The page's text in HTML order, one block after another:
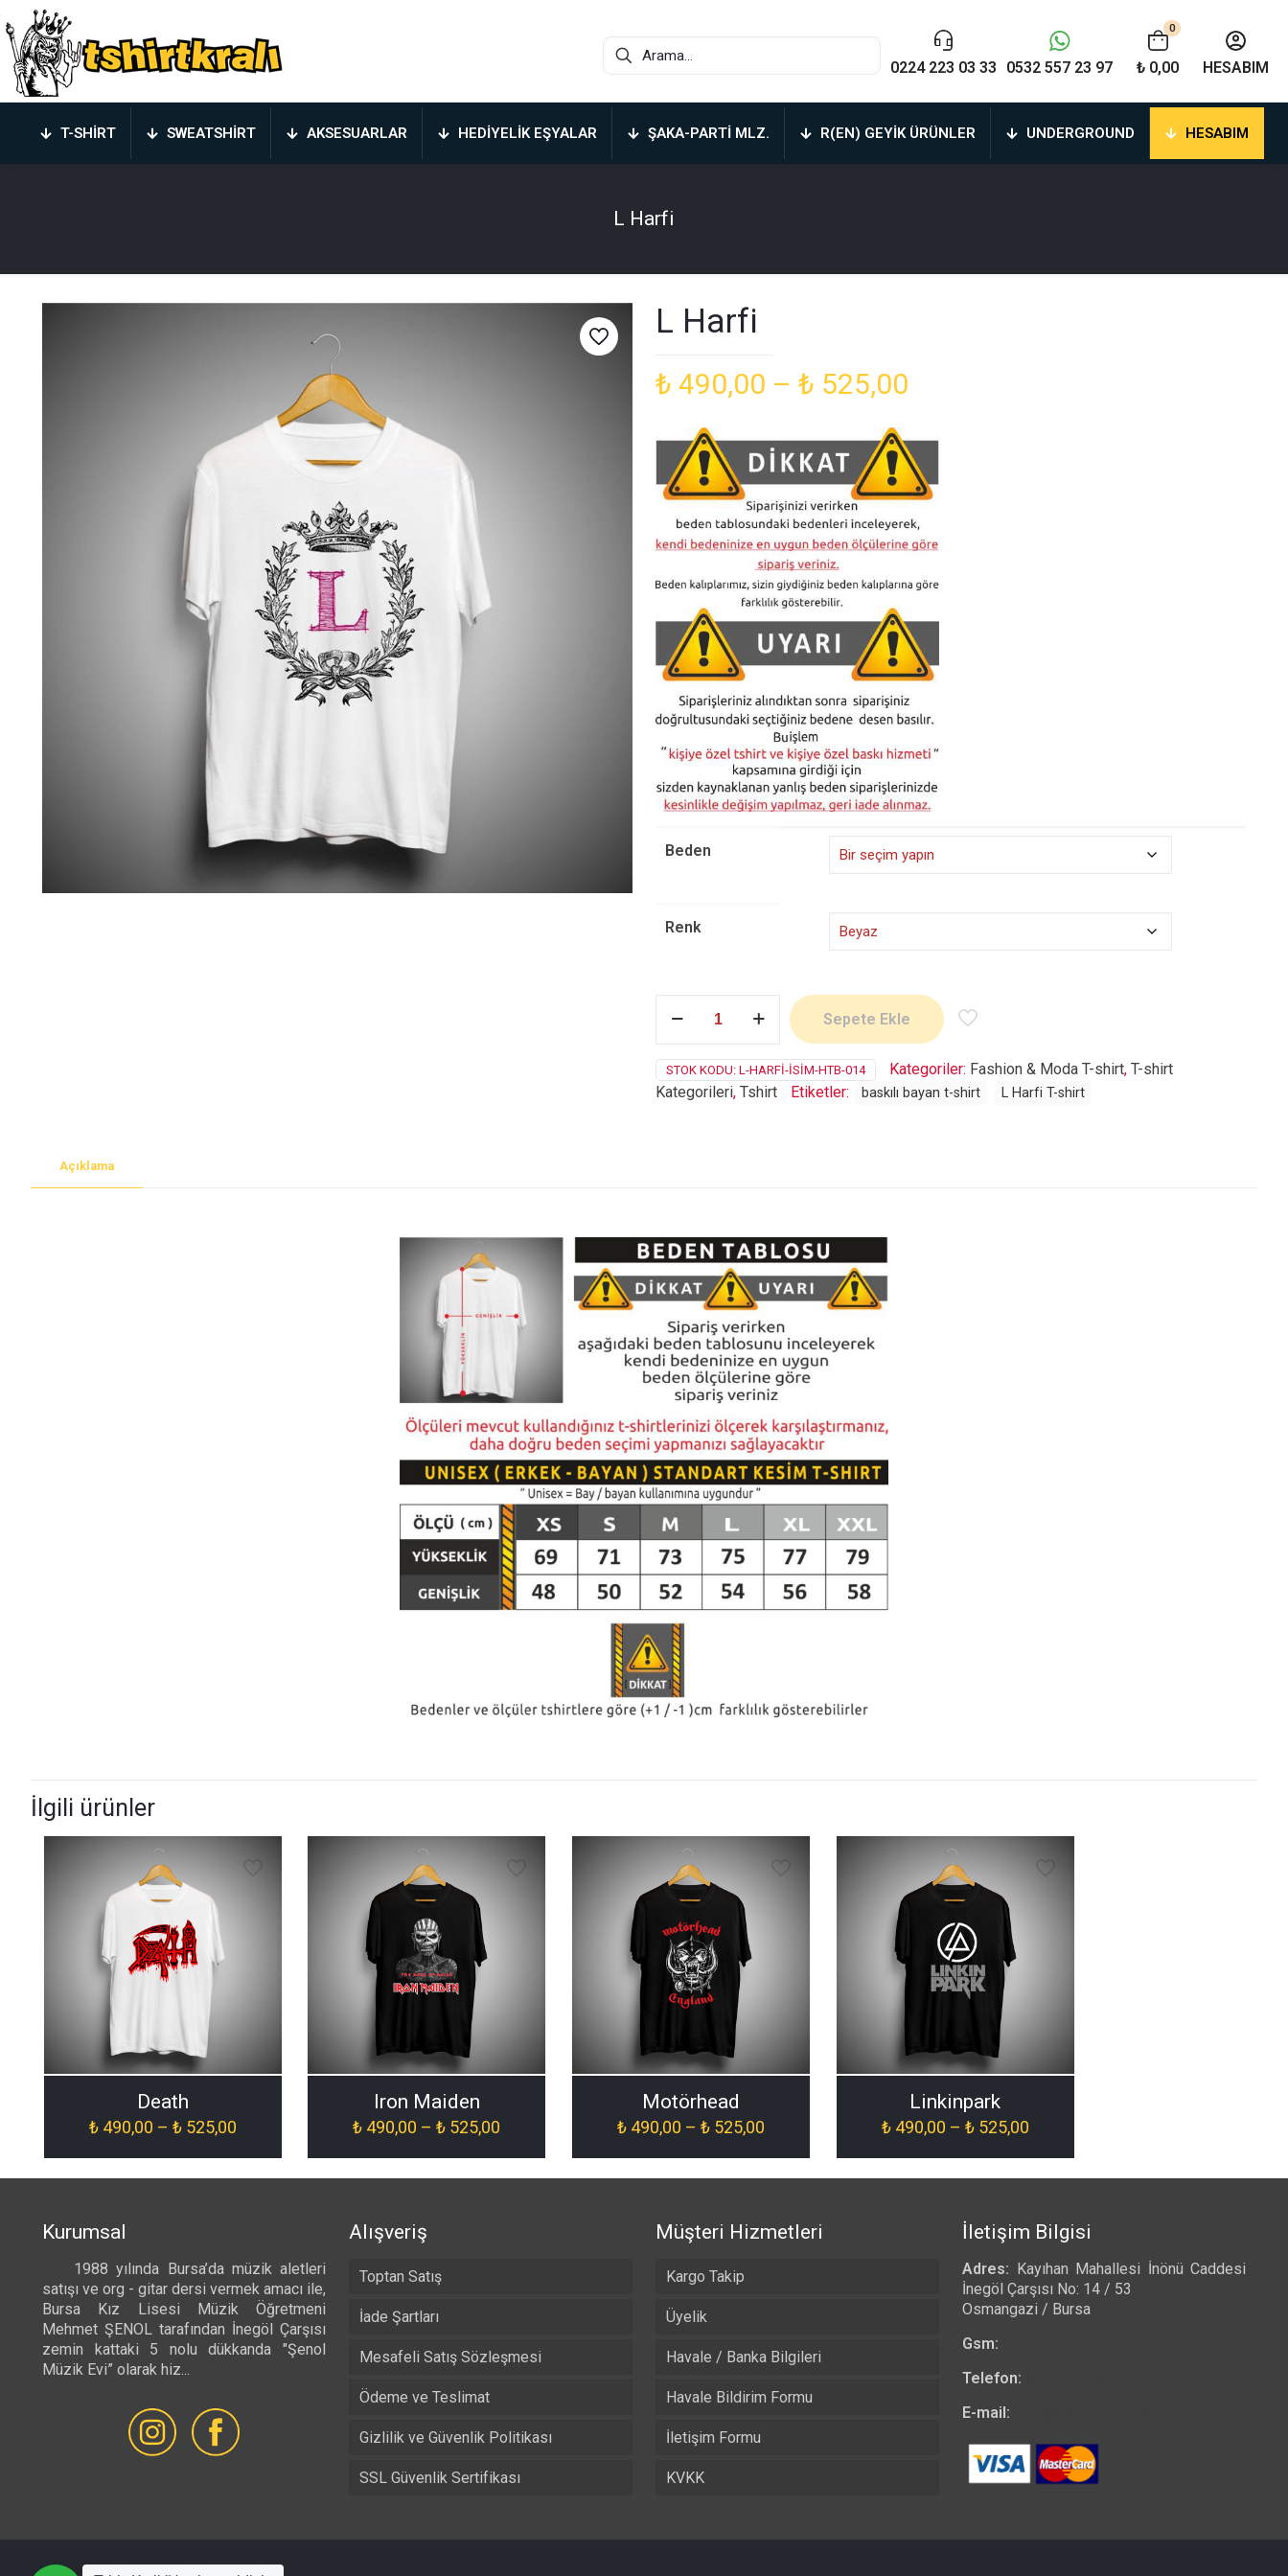
0224 223 03 33 0532 557 23 97
0
₺ 0,00 HESABIM
T-SHIRT SWEATSHIRT AKSESUARLAR HEDIYELIK EŞYALAR ŞAKA-PARTI MLZ. R(EN) GEYIK ÜRÜNLER UNDERGROUND HESABIM
L Harfi
L Harfi
₺ 490,00 – ₺ 525,00
₺ 490,00
-
₺ 525,00
Beden
Renk
Harfi
Sepete Ekle
STOK KODU: L-HARFI-İSIM-HTB-014 Kategoriler: Fashion & Moda T-shirt, T-shirt
Kategorileri, Tshirt Etiketler: baskılı bayan t-shirt L Harfi T-shirt
Açıklama
İlgili ürünler
Death
₺490,00 – ₺525,00Fiyat
Iron Maiden
₺ 490,00 –₺ 525,00
Motörhead
₺490,00 – ₺525,00Fiyat
Linkinpark
₺490,00 – ₺525,00Fiyat
Kurumsal
1988 yılında Bursa’da müzik aletleri
satışı ve org - gitar dersi vermek amacı ile,
Bursa Kız Lisesi Müzik Öğretmeni
Mehmet ŞENOL tarafından İnegöl Çarşısı
zemin kattaki 5 nolu dükkanda "Şenol
Müzik Evi” olarak hiz...
Alışveriş
Toptan Satış
İade Şartları
Mesafeli Satış Sözleşmesi
Ödeme ve Teslimat
Gizlilik ve Güvenlik Politikası
SSL Güvenlik Sertifikası
Müşteri Hizmetleri
Kargo Takip
Üyelik
Havale / Banka Bilgileri
Havale Bildirim Formu
İletişim Formu
KVKK
İletişim Bilgisi
Adres: Kayıhan Mahallesi İnönü Caddesi
İnegöl Çarşısı No: 14 / 53
Osmangazi / Bursa
Gsm:
Telefon:
E-mail: